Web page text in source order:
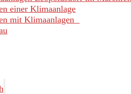
einer Klimaanlage
mit Klimaanlagen